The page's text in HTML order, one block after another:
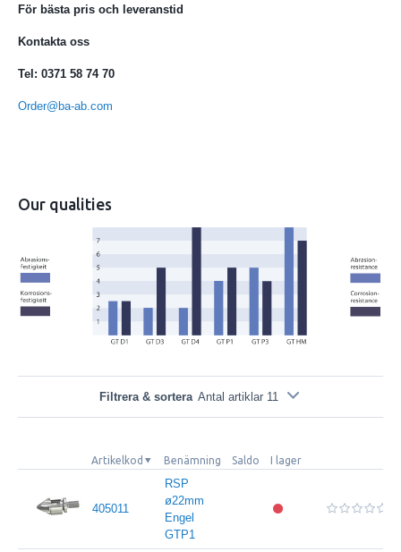
För bästa pris och leveranstid
Kontakta oss
Tel: 0371 58 74 70
Order@ba-ab.com
Our qualities
Filtrera & sortera Antal artiklar 11
Artikelkod Benämning Saldo I lager
405011
RSP
ø22mm
Engel
GTP1